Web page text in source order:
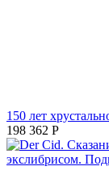
150 лет
198 362 Р